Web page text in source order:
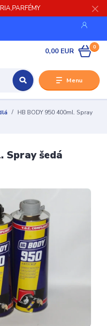
Menu
0
0,00 EUR
HB BODY 950 400ml. Spray
Spray šedá